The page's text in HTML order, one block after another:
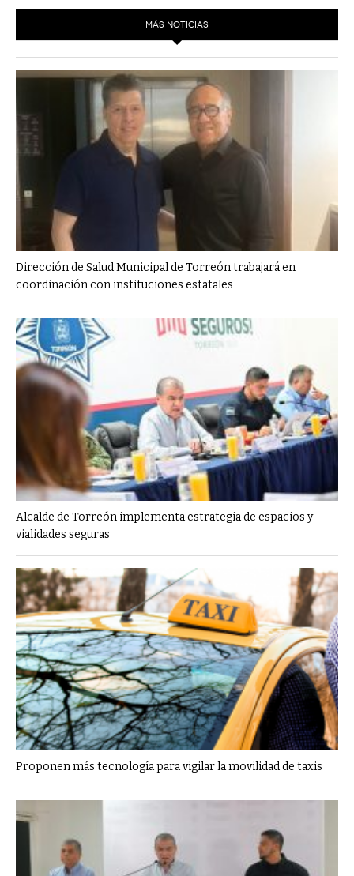
MÁS NOTICIAS
Dirección de Salud Municipal de Torreón trabajará en
coordinación con instituciones estatales
Alcalde de Torreón implementa estrategia de espacios y
vialidades seguras
Proponen más tecnología para vigilar la movilidad de taxis